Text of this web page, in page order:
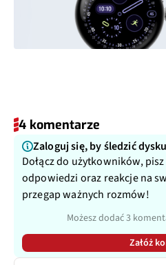
4 komentarze
Zaloguj się, by śledzić
Dołącz do użytkowników,
odpowiedzi oraz reakcje na
przegap ważnych rozmów!
Możesz dodać 3
Załóż